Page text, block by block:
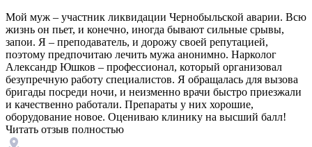
Мой муж – участник ликвидации Чернобыльской аварии. Всю
жизнь он пьет, и конечно, иногда бывают сильные срывы,
запои. Я – преподаватель, и дорожу своей репутацией,
поэтому предпочитаю лечить мужа анонимно. Нарколог
Александр Юшков – профессионал, который организовал
безупречную работу специалистов. Я обращалась для вызова
бригады посреди ночи, и неизменно врачи быстро приезжали
и качественно работали. Препараты у них хорошие,
оборудование новое. Оцениваю клинику на высший балл!
Читать отзыв полностью